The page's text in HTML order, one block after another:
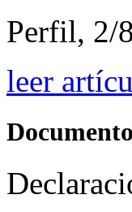
Perfil, 2/
leer